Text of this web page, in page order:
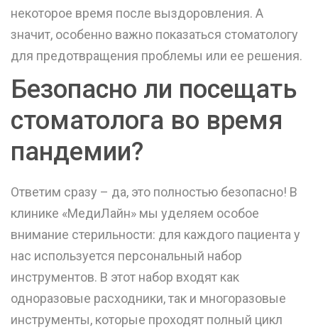
некоторое время после выздоровления. А
значит, особенно важно показаться стоматологу
для предотвращения проблемы или ее решения.
Безопасно ли посещать
стоматолога во время
пандемии?
Ответим сразу – да, это полностью безопасно! В
клинике «МедиЛайн» мы уделяем особое
внимание стерильности: для каждого пациента у
нас используется персональный набор
инструментов. В этот набор входят как
одноразовые расходники, так и многоразовые
инструменты, которые проходят полный цикл